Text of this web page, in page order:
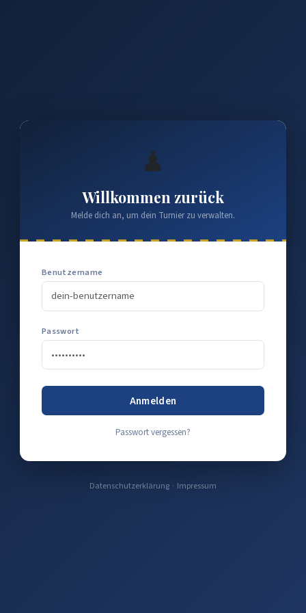
♟
Willkommen zurück
Melde dich an, um dein Turnier zu verwalten.
Benutzername
Passwort
Anmelden
Passwort vergessen?
Datenschutzerklärung · Impressum